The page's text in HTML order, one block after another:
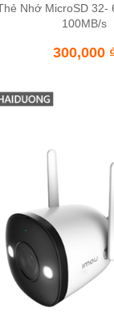
Nhớ MicroSD 32-
100MB/s
300,000